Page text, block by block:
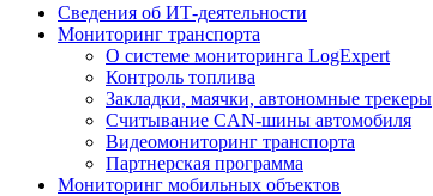
Сведения об ИТ-деятельности
Мониторинг транспорта
О системе мониторинга LogExpert
Контроль топлива
Закладки, маячки, автономные трекеры
Считывание CAN-шины автомобиля
Видеомониторинг транспорта
Партнерская программа
Мониторинг мобильных объектов